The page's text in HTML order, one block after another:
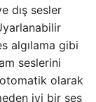
dış sesler
algılama gibi
seslerini
olarak
iyi bir ses